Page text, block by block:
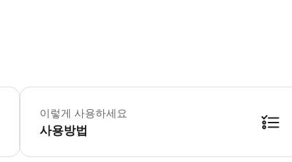
· 방문 후 예약번호와 성함을 제시해주세요. · 예약하신 시
이렇게 사용하세요
사용방법